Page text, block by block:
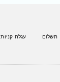
תשלום עגלת קניות